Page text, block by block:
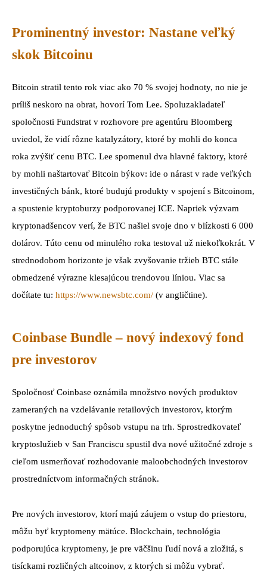
Prominentný investor: Nastane veľký
skok Bitcoinu
Bitcoin stratil tento rok viac ako 70 % svojej hodnoty, no nie je
príliš neskoro na obrat, hovorí Tom Lee. Spoluzakladateľ
spoločnosti Fundstrat v rozhovore pre agentúru Bloomberg
uviedol, že vidí rôzne katalyzátory, ktoré by mohli do konca
roka zvýšiť cenu BTC. Lee spomenul dva hlavné faktory, ktoré
by mohli naštartovať Bitcoin býkov: ide o nárast v rade veľkých
investičných bánk, ktoré budujú produkty v spojení s Bitcoinom,
a spustenie kryptoburzy podporovanej ICE. Napriek výzvam
kryptonadšencov verí, že BTC našiel svoje dno v blízkosti 6 000
dolárov. Túto cenu od minulého roka testoval už niekoľkokrát. V
strednodobom horizonte je však zvyšovanie tržieb BTC stále
obmedzené výrazne klesajúcou trendovou líniou. Viac sa
dočítate tu: https://www.newsbtc.com/ (v angličtine).
Coinbase Bundle – nový indexový fond
pre investorov
Spoločnosť Coinbase oznámila množstvo nových produktov
zameraných na vzdelávanie retailových investorov, ktorým
poskytne jednoduchý spôsob vstupu na trh. Sprostredkovateľ
kryptoslužieb v San Franciscu spustil dva nové užitočné zdroje s
cieľom usmerňovať rozhodovanie maloobchodných investorov
prostredníctvom informačných stránok.
Pre nových investorov, ktorí majú záujem o vstup do priestoru,
môžu byť kryptomeny mätúce. Blockchain, technológia
podporujúca kryptomeny, je pre väčšinu ľudí nová a zložitá, s
tisíckami rozličných altcoinov, z ktorých si môžu vybrať.